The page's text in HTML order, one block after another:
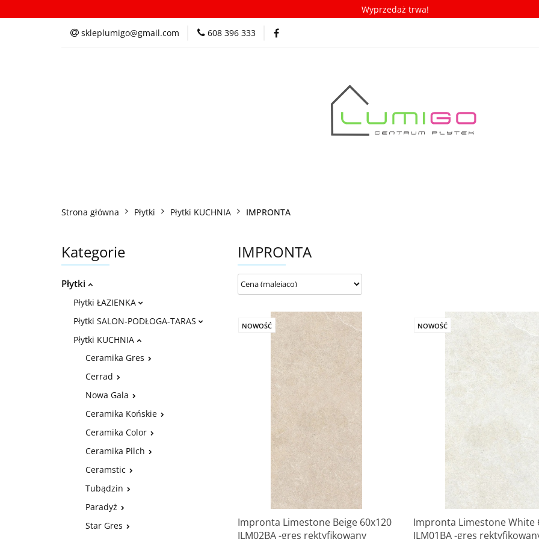
Wyprzedaż trwa!
skleplumigo@gmail.com 608 396 333
Kategorie Inspiracje Porady/ABC płytek Nowości
Strona główna Płytki Płytki KUCHNIA IMPRONTA
Kategorie
Płytki
Płytki ŁAZIENKA
Płytki SALON-PODŁOGA-TARAS
Płytki KUCHNIA
Ceramika Gres
Cerrad
Nowa Gala
Ceramika Końskie
Ceramika Color
Ceramika Pilch
Ceramstic
Tubądzin
Paradyż
Star Gres
IMPRONTA
NOWOŚĆ
Impronta Limestone Beige 60x120
ILM02BA -gres rektyfikowany
NOWOŚĆ
Impronta Limestone White
ILM01BA -gres